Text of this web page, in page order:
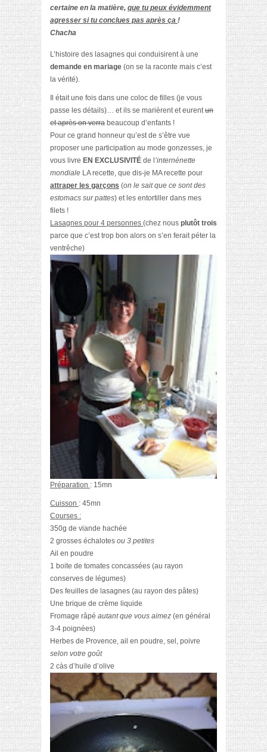
certaine en la matière, que tu peux évidemment
agresser si tu conclues pas après ça !
Chacha
L’histoire des lasagnes qui conduisirent à une
demande en mariage (on se la raconte mais c’est
la vérité).
Il était une fois dans une coloc de filles (je vous
passe les détails)… et ils se marièrent et eurentun
et après on verra beaucoup d’enfants !
Pour ce grand honneur qu’est de s’être vue
proposer une participation au mode gonzesses, je
vous livre EN EXCLUSIVITÉ de l ’internénette
mondiale LArecette, que dis-je MArecette pour
attraper les garçons (on le sait que ce sont des
estomacs sur pattes) et les entortiller dans mes
filets !
Lasagnes pour 4 personnes (chez nous plutôt trois
parce que c’est trop bon alors on s’en ferait péter la
ventrêche)
Préparation : 15mn
Cuisson : 45mn
Courses :
350g de viande hachée
2 grosses échalotes ou 3 petites
Ail en poudre
1 boite de tomates concassées (au rayon
conserves de légumes)
Des feuilles de lasagnes (au rayon des pâtes)
Une brique de crème liquide
Fromage râpé autant que vous aimez (en général
3-4 poignées)
Herbes de Provence, ail en poudre, sel, poivre
selon votre goût
2 càs d’huile d’olive